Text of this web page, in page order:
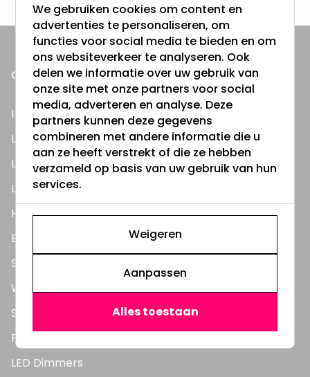
ONZE PRODUCTEN
Inbouwspots
LED Lampen
LED TL Buizen
LED Panelen
Highbay's / Ufo's
Bouwlampen
Straatlampen
Wandlampen
Solar verlichting
Feestverlichting
LED Dimmers
We gebruiken cookies om content en
advertenties te personaliseren, om
functies voor social media te bieden en om
ons websiteverkeer te analyseren. Ook
delen we informatie over uw gebruik van
onze site met onze partners voor social
media, adverteren en analyse. Deze
partners kunnen deze gegevens
combineren met andere informatie die u
aan ze heeft verstrekt of die ze hebben
verzameld op basis van uw gebruik van hun
services.
Weigeren
Aanpassen
Alles toestaan